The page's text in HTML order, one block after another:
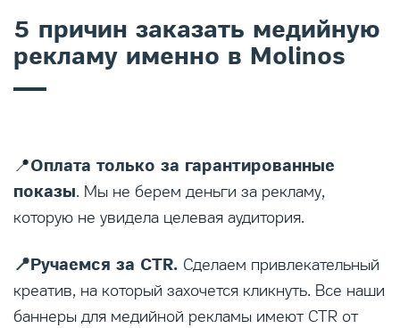
5 причин заказать медийную
рекламу именно в Molinos
📍Оплата только за гарантированные
показы. Мы не берем деньги за рекламу,
которую не увидела целевая аудитория.
📍Ручаемся за CTR. Сделаем привлекательный
креатив, на который захочется кликнуть. Все наши
баннеры для медийной рекламы имеют CTR от